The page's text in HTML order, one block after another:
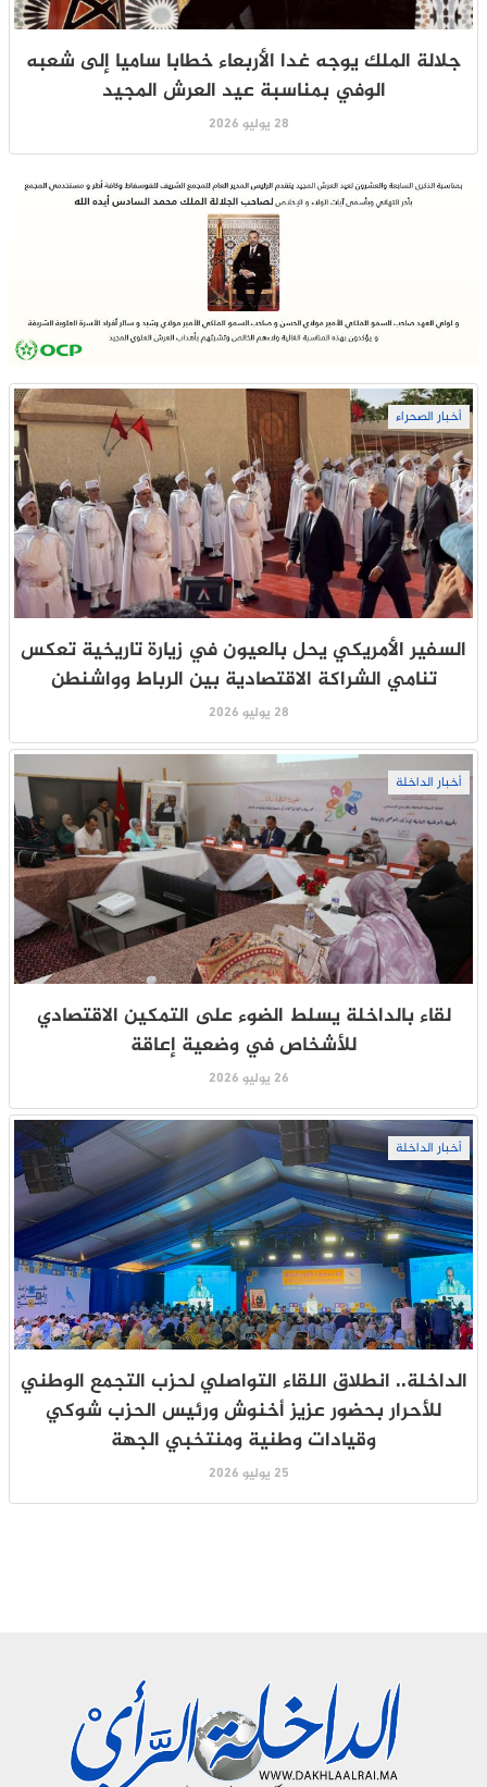
جلالة الملك يوجه غدا الأربعاء خطابا ساميا إلى شعبه
الوفي بمناسبة عيد العرش المجيد
28 يوليو 2026
أخبار الصحراء
السفير الأمريكي يحل بالعيون في زيارة تاريخية تعكس
تنامي الشراكة الاقتصادية بين الرباط وواشنطن
28 يوليو 2026
أخبار الداخلة
لقاء بالداخلة يسلط الضوء على التمكين الاقتصادي
للأشخاص في وضعية إعاقة
26 يوليو 2026
أخبار الداخلة
الداخلة.. انطلاق اللقاء التواصلي لحزب التجمع الوطني
للأحرار بحضور عزيز أخنوش ورئيس الحزب شوكي
وقيادات وطنية ومنتخبي الجهة
25 يوليو 2026